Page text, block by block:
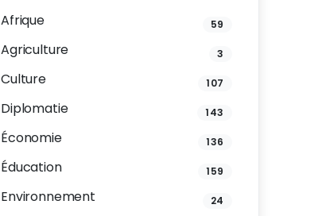
Afrique 59
Agriculture 3
Culture 107
Diplomatie 143
Économie 136
Éducation 159
Environnement 24